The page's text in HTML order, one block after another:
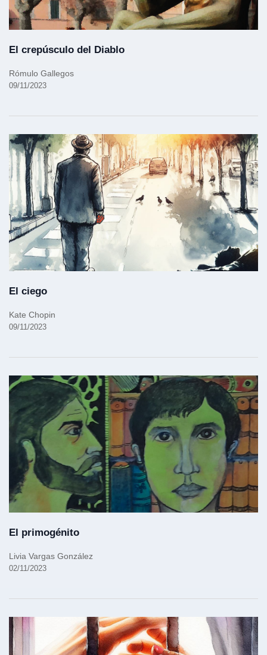
El crepúsculo del Diablo
Rómulo Gallegos
09/11/2023
El ciego
Kate Chopin
09/11/2023
El primogénito
Livia Vargas González
02/11/2023